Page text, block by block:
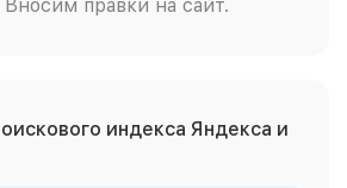
правки на сайт.
индекса Яндекса и